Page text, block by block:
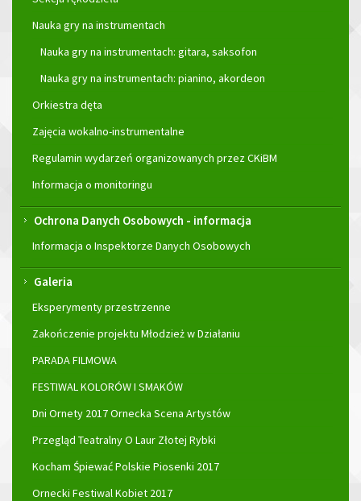
Nauka gry na instrumentach
Nauka gry na instrumentach: gitara, saksofon
Nauka gry na instrumentach: pianino, akordeon
Orkiestra dęta
Zajęcia wokalno-instrumentalne
Regulamin wydarzeń organizowanych przez CKiBM
Informacja o monitoringu
Ochrona Danych Osobowych - informacja
Informacja o Inspektorze Danych Osobowych
Galeria
Eksperymenty przestrzenne
Zakończenie projektu Młodzież w Działaniu
PARADA FILMOWA
FESTIWAL KOLORÓW I SMAKÓW
Dni Ornety 2017 Ornecka Scena Artystów
Przegląd Teatralny O Laur Złotej Rybki
Kocham Śpiewać Polskie Piosenki 2017
Ornecki Festiwal Kobiet 2017